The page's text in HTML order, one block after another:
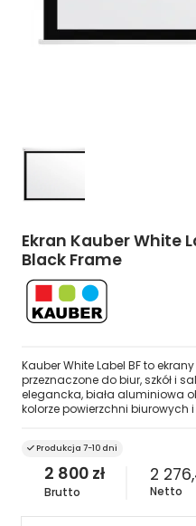
Ekran Kauber White
Black Frame
Kauber White Label BF to
przeznaczone do biur, szkół i
elegancka, biała aluminiowa
kolorze powierzchni biurowych
Produkcja 7-10 dni
2 800 zł
Brutto
2
Netto